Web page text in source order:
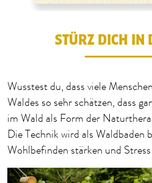
STÜRZ DICH IN
Wusstest du, dass viele
Waldes so sehr schätzen, dass
im Wald als Form der
Die Technik wird als Waldbaden
Wohlbefinden stärken und